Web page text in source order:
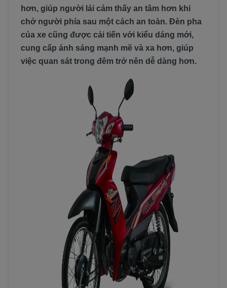
hơn, giúp người lái cảm thấy an tâm hơn khi
chở người phía sau một cách an toàn. Đèn pha
của xe cũng được cải tiến với kiểu dáng mới,
cung cấp ánh sáng mạnh mẽ và xa hơn, giúp
việc quan sát trong đêm trở nên dễ dàng hơn.